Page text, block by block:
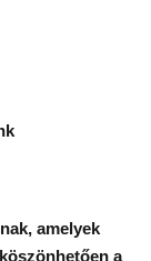
amelyek
a